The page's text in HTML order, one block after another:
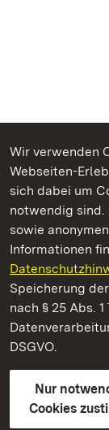
Wir verwenden
Webseiten-
sich dabei um
notwendig sind.
sowie
Informationen
Speicherung
nach § 25 Abs.
DSGVO.
Nur
Cookies
Kommen.
Staatliche
Staatliche
Kontakt
Erklärung zur
BITV-konform